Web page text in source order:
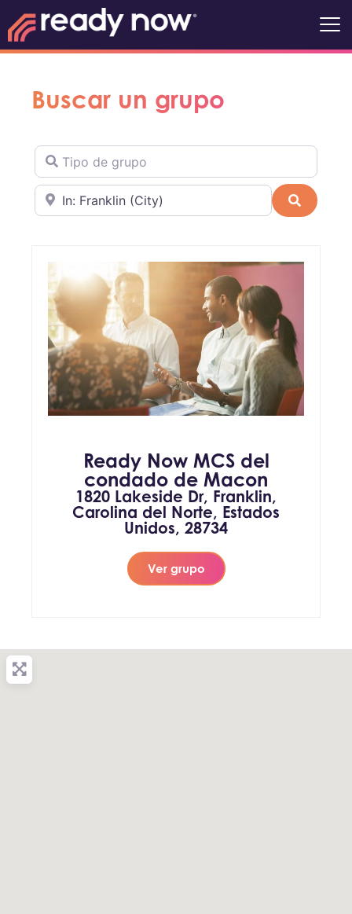
Buscar un grupo
Tipo de grupo
Cerca de Buscar
Ready Now MCS del
condado de Macon
1820 Lakeside Dr, Franklin,
Carolina del Norte, Estados
Unidos, 28734
Ver grupo